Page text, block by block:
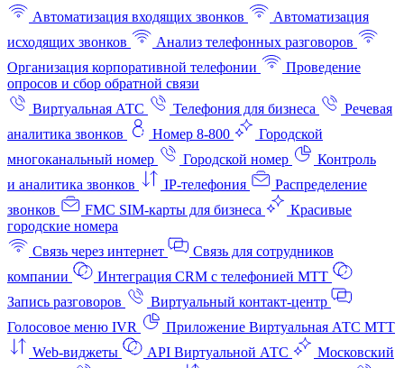
Автоматизация входящих звонков
Автоматизация
исходящих звонков
Анализ телефонных разговоров
Организация корпоративной телефонии
Проведение
опросов и сбор обратной связи
Виртуальная АТС
Телефония для бизнеса
Речевая
аналитика звонков
Номер 8-800
Городской
многоканальный номер
Городской номер
Контроль
и аналитика звонков
IP-телефония
Распределение
звонков
FMC SIM-карты для бизнеса
Красивые
городские номера
Связь через интернет
Связь для сотрудников
компании
Интеграция CRM с телефонией МТТ
Запись разговоров
Виртуальный контакт‑центр
Голосовое меню IVR
Приложение Виртуальная АТС МТТ
Web-виджеты
API Виртуальной АТС
Московский